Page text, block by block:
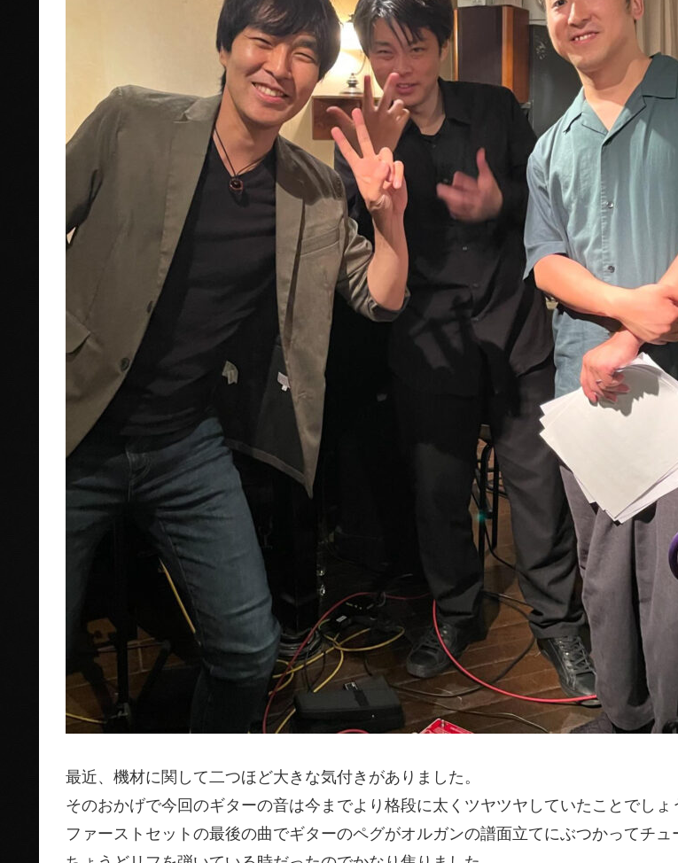
最近、機材に関して二つほど大きな気付きがありました。
そのおかげで今回のギターの音は今までより格段に太くツヤツヤしていたことでしょ
ファーストセットの最後の曲でギターのペグがオルガンの譜面立てにぶつかってチ